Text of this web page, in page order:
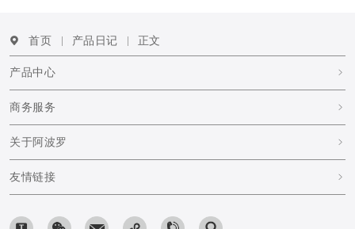
首页 产品日记 正文
产品中心
商务服务
关于阿波罗
友情链接